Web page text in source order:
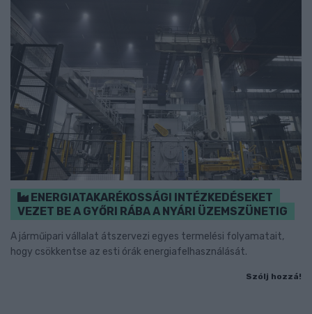
ENERGIATAKARÉKOSSÁGI INTÉZKEDÉSEKET
VEZET BE A GYŐRI RÁBA A NYÁRI ÜZEMSZÜNETIG
A járműipari vállalat átszervezi egyes termelési folyamatait,
hogy csökkentse az esti órák energiafelhasználását.
Szólj hozzá!